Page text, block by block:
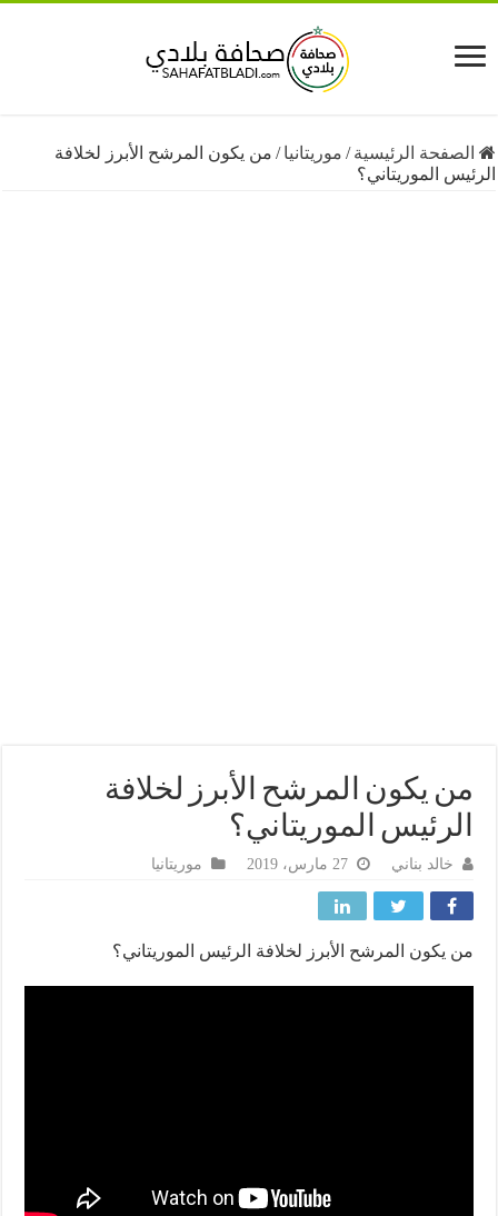
الرئيسية /موريتانيا/ من يكون المرشح الأبرز لخلافة
الموريتاني؟
يكون المرشح الأبرز لخلافة
الموريتاني؟
خالد بناني موريتانيا
المرشح الأبرز لخلافة الرئيس الموريتاني؟